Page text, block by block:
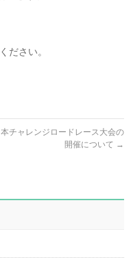
ださい。
チャレンジロードレース大会の
開催について →